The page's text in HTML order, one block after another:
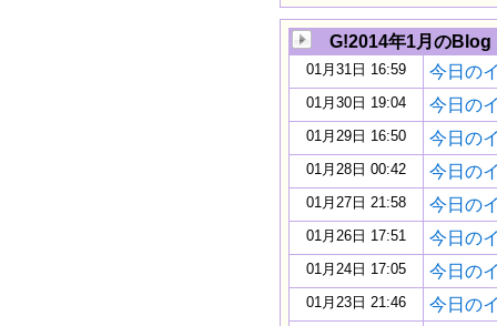
G!2014年1月のBlog
01月31日 16:59 今日の
01月30日 19:04 今日の
01月29日 16:50 今日の
01月28日 00:42 今日の
01月27日 21:58 今日の
01月26日 17:51 今日の
01月24日 17:05 今日の
01月23日 21:46 今日の